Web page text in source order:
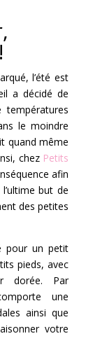
l’été est
a décidé de
le moindre
quand même
chez Petits
afin
but de
des petites
pour un petit
pieds, avec
dorée. Par
une
ainsi que
votre